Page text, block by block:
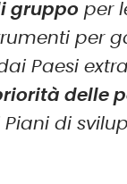
gruppo per
per
Paesi
delle
di